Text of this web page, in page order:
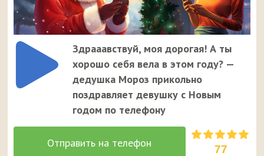
Здрааавствуй, моя дорогая! А ты
хорошо себя вела в этом году? —
дедушка Мороз прикольно
поздравляет девушку с Новым
годом по телефону
77